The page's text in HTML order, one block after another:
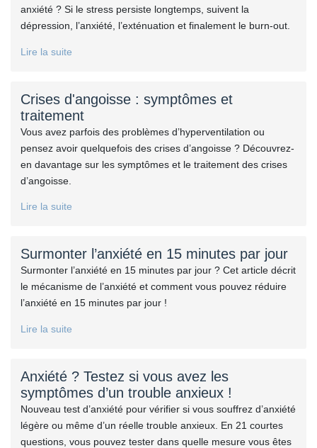
anxiété ? Si le stress persiste longtemps, suivent la
dépression, l’anxiété, l’exténuation et finalement le burn-out.
Lire la suite
Crises d'angoisse : symptômes et
traitement
Vous avez parfois des problèmes d’hyperventilation ou
pensez avoir quelquefois des crises d’angoisse ? Découvrez-
en davantage sur les symptômes et le traitement des crises
d’angoisse.
Lire la suite
Surmonter l’anxiété en 15 minutes par jour
Surmonter l’anxiété en 15 minutes par jour ? Cet article décrit
le mécanisme de l’anxiété et comment vous pouvez réduire
l’anxiété en 15 minutes par jour !
Lire la suite
Anxiété ? Testez si vous avez les
symptômes d’un trouble anxieux !
Nouveau test d’anxiété pour vérifier si vous souffrez d’anxiété
légère ou même d’un réelle trouble anxieux. En 21 courtes
questions, vous pouvez tester dans quelle mesure vous êtes